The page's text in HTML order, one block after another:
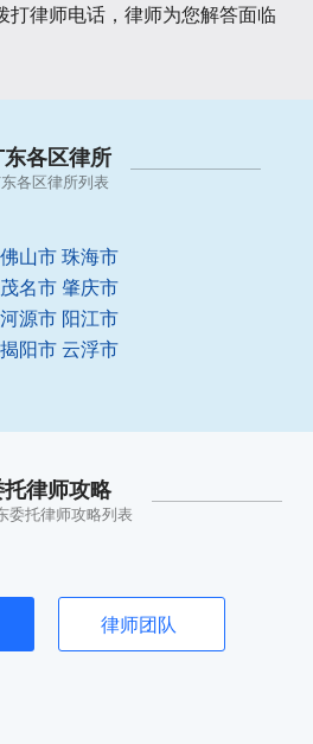
打律师电话，律师为您解答面临
东各区律所
各区律所列表
佛山市 珠海市
茂名市 肇庆市
河源市 阳江市
揭阳市 云浮市
托律师攻略
委托律师攻略列表
律师团队